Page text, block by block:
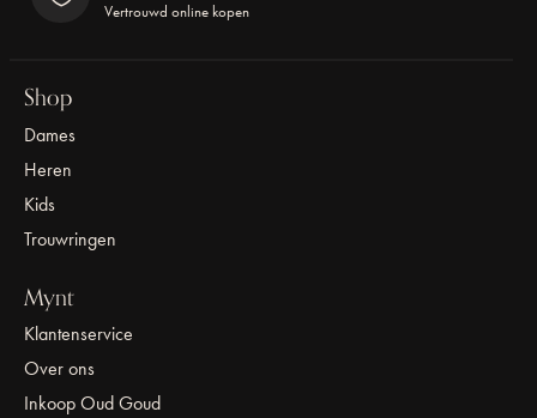
Vertrouwd online kopen
Shop
Dames
Heren
Kids
Trouwringen
Mynt
Klantenservice
Over ons
Inkoop Oud Goud